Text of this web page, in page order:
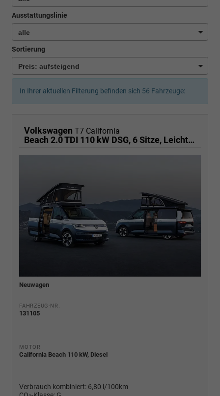
Ausstattungslinie
Sortierung
In Ihrer aktuellen Filterung befinden sich 56 Fahrzeuge:
Volkswagen T7 California
Beach 2.0 TDI 110 kW DSG, 6 Sitze, Leichtmetallfelgen 17 Zoll, Markise mit Schiene und Gehäuse links, Klima, 5 Jahre Werksgarantie,
Neuwagen
FAHRZEUG-NR.
131105
MOTOR
California Beach 110 kW, Diesel
Verbrauch kombiniert: 6,80 l/100km